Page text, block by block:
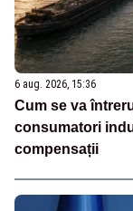
6 aug. 2026, 15:36
Cum se va
consumatori
compensații